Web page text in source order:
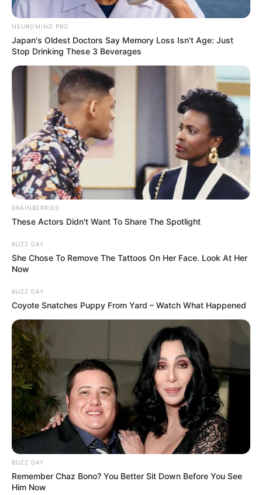
Posted
in
Friss hírek
Országos Gyász! Bekövetkezett
a SZÖRNYŰ TRAGÉDIA! Isten
veled drága Döme baba! Ebben a
hófehér koporsóban helyezték
végső nyugalomra a kis Döme
babát, akivel az édesanyja.. Még
leírni is nehéz, de EZ történt a
pici babával:
by Szerző December 29, 2025
Éppen egy évvel ezelőtt találták meg egy
csecsemő holttestét Tótkomlós egyik utcájában,
egy bokor alatt. A helyieket megrázta az
értelmetlen babahalál. A bűncselekmény
körülményeinek a felderítésén a nyomozók
NEUROMIND PRO
Japan's Oldest Doctors Say Memory Loss Isn't Age: Just
Stop Drinking These 3 Beverages
BRAINBERRIES
These Actors Didn't Want To Share The Spotlight
BUZZ DAY
She Chose To Remove The Tattoos On Her Face. Look At Her
Now
BUZZ DAY
Coyote Snatches Puppy From Yard – Watch What Happened
BUZZ DAY
Remember Chaz Bono? You Better Sit Down Before You See
Him Now